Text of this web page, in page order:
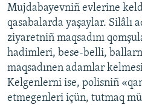
Mujdabayevniñ evlerine
qasabalarda yaşaylar. Silâlı
ziyaretniñ maqsadını
hadimleri, bese-belli,
maqsadınen adamlar
Kelgenlerni ise, polisniñ
etmegenleri içün, tutmaq